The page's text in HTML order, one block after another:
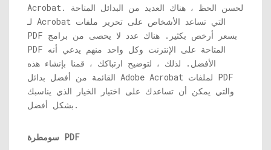
Acrobat. لحسن الحظ ، هناك العديد من البدائل المتاحة
لـ Acrobat التي تساعد الأشخاص على تحرير ملفات
PDF بسعر أرخص بكثير. هناك عدد لا يحصى من برامج
PDF المتاحة على الإنترنت وكل واحد منهم يدعي أنه
الأفضل. لذلك ، لتوضيح ارتباكك ، قمنا بإنشاء هذه
القائمة من أفضل بدائل Adobe Acrobat لملفات PDF
والتي يمكن أن تساعدك على اختيار الخيار الذي يناسبك
بشكل أفضل.
سومطرة PDF